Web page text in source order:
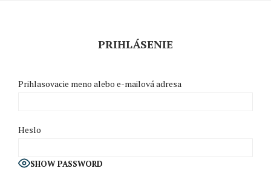
PRIHLÁSENIE
Prihlasovacie meno alebo e-mailová adresa
Heslo
SHOW PASSWORD